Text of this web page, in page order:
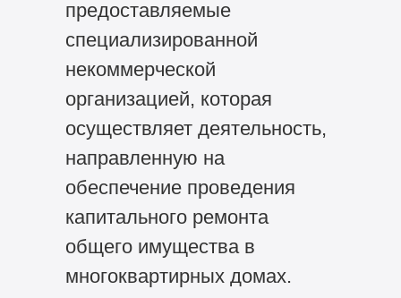
предоставляемые
специализированной
некоммерческой
организацией, которая
осуществляет деятельность,
направленную на
обеспечение проведения
капитального ремонта
общего имущества в
многоквартирных домах.